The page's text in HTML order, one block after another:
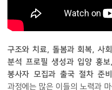
구조와 치료, 돌봄과 회복, 사
분석 프로필 생성과 입양 홍
봉사자 모집과 출국 절차 준
과정에는 많은 이들의 노력과